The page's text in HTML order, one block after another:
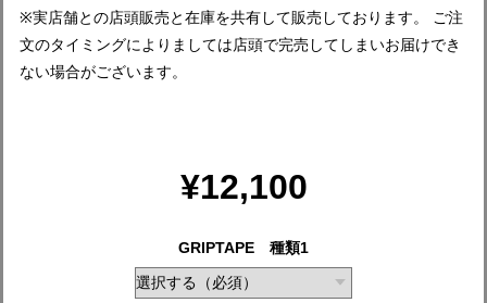
※実店舗との店頭販売と在庫を共有して販売しております。 ご注
文のタイミングによりましては店頭で完売してしまいお届けでき
ない場合がございます。
¥12,100
GRIPTAPE 種類1